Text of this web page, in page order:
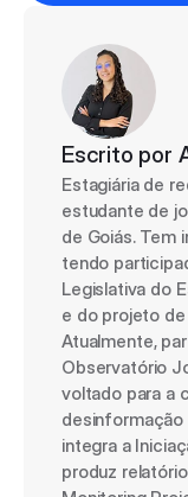
Escrito por
Estagiária de
estudante de
de Goiás. Tem
tendo
Legislativa do
e do projeto de
Atualmente,
Observatório
voltado para a
desinformação
integra a
produz